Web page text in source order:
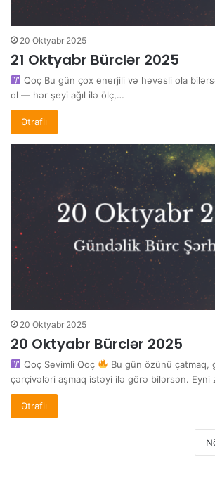
20 Oktyabr 2025
21 Oktyabr Bürclər 2025
Qoç Bu gün çox enerjili və həvəsli ola
ol — hər şeyi ağıl ilə ölç,…
Ətraflı
20 Oktyabr 2025
20 Oktyabr Bürclər 2025
Qoç Sevimli Qoç
Bu gün özünü çatmaq,
çərçivələri aşmaq istəyi ilə görə bilərsən. Eyni
Ətraflı